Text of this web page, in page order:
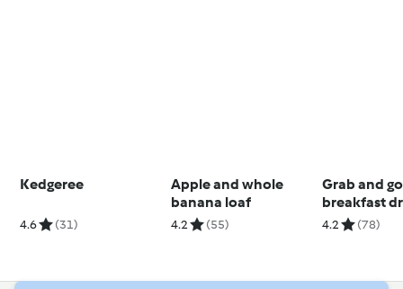
Kedgeree
4.6 (31)
Apple and whole
banana loaf
4.2 (55)
Grab and go
breakfast
4.2 (78)